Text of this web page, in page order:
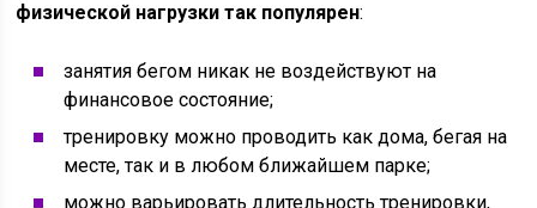
физической нагрузки так популярен:
занятия бегом никак не воздействуют на
финансовое состояние;
тренировку можно проводить как дома, бегая на
месте, так и в любом ближайшем парке;
можно варьировать длительность тренировки,